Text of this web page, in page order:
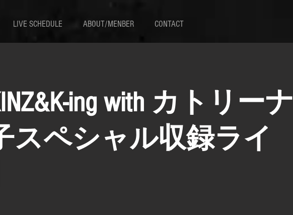
LIVE SCHEDULE ABOUT/MENBER CONTACT
ing with カトリーナ
スペシャル収録ライ